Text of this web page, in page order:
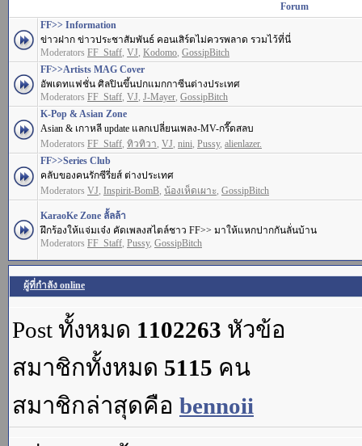
Forum
FF>> Information
ข่าวฝาก ข่าวประชาสัมพันธ์ คอนเสิร์ตไม่ควรพลาด รวมไว้ที่นี่
Moderators FF_Staff, VJ, Kodomo, GossipBitch
FF>>Artists MAG Cover
อัพเดทแฟชั่น ศิลปินขึ้นปกแมกกาซีนต่างประเทศ
Moderators FF_Staff, VJ, J-Mayer, GossipBitch
K-Pop & Asian Zone
Asian & เกาหลี update แลกเปลี่ยนเพลง-MV-กรี๊ดสลบ
Moderators FF_Staff, ทิวทิวา, VJ, nini, Pussy, alienlazer.
FF>>Series Club
คลับของคนรักซีรี่ยส์ ต่างประเทศ
Moderators VJ, Inspirit-BomB, น้องเห็ดเผาะ, GossipBitch
KaraoKe Zone ลั้ลล้า
ฝึกร้องให้แจ่มเจ๋ง คัดเพลงสไตล์ชาว FF>> มาให้แหกปากกันลั่นบ้าน
Moderators FF_Staff, Pussy, GossipBitch
ผู้ที่กำลัง online
Post ทั้งหมด 1102263 หัวข้อ
สมาชิกทั้งหมด 5115 คน
สมาชิกล่าสุดคือ bennoii